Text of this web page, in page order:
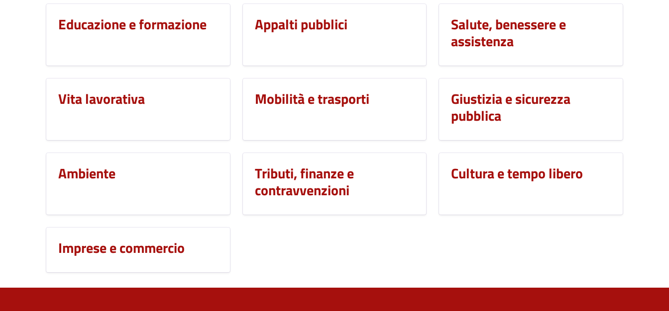
Educazione e formazione Appalti pubblici Salute, benessere e
assistenza
Vita lavorativa Mobilità e trasporti Giustizia e sicurezza
pubblica
Ambiente Tributi, finanze e
contravvenzioni
Cultura e tempo libero
Imprese e commercio